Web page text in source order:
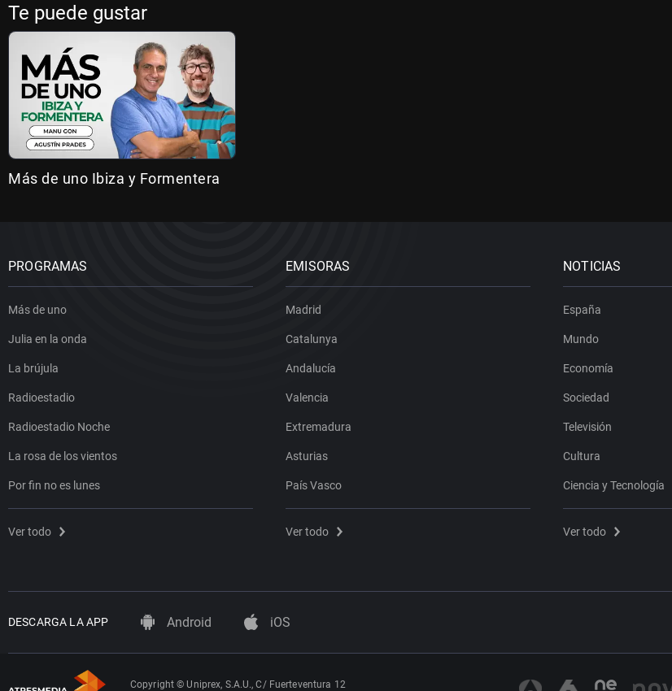
Te puede gustar
Más de uno Ibiza y Formentera
PROGRAMAS
Más de uno
Julia en la onda
La brújula
Radioestadio
Radioestadio Noche
La rosa de los vientos
Por fin no es lunes
Ver todo
EMISORAS
Madrid
Catalunya
Andalucía
Valencia
Extremadura
Asturias
País Vasco
Ver todo
NOTICIAS
España
Mundo
Economía
Sociedad
Televisión
Cultura
Ciencia y Tecnología
Ver todo
DESCARGA LA APP Android iOS
Copyright © Uniprex, S.A.U., C/ Fuerteventura 12